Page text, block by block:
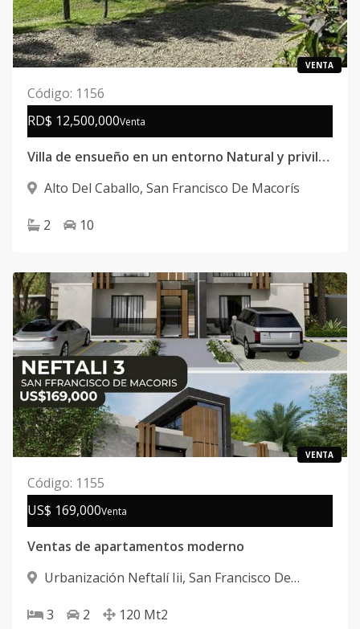
VENTA
Código: 1156
RD$ 12,500,000Venta
Villa de ensueño en un entorno Natural y privilegiado
Alto Del Caballo, San Francisco De Macorís
2 10
VENTA
Código: 1155
US$ 169,000Venta
Ventas de apartamentos moderno
Urbanización Neftalí Iii, San Francisco De
3
2 120 Mt2